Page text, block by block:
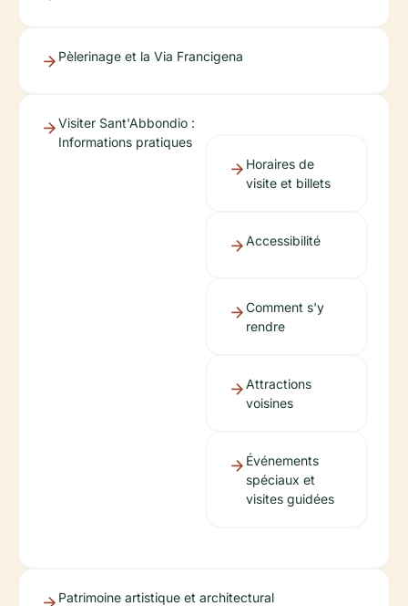
Pèlerinage et la Via Francigena
Visiter Sant'Abbondio :
Informations pratiques
Horaires de
visite et billets
Accessibilité
Comment s'y
rendre
Attractions
voisines
Événements
spéciaux et
visites guidées
Patrimoine artistique et architectural